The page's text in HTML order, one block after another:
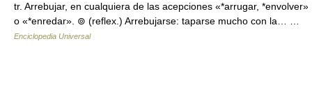
tr. Arrebujar, en cualquiera de las acepciones «*arrugar, *envolver»
o «*enredar». ⊚ (reflex.) Arrebujarse: taparse mucho con la… …
Enciclopedia Universal